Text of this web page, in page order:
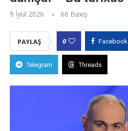
9 İyul 2026 66 Baxış
PAYLAŞ 0 Facebook
Telegram Threads